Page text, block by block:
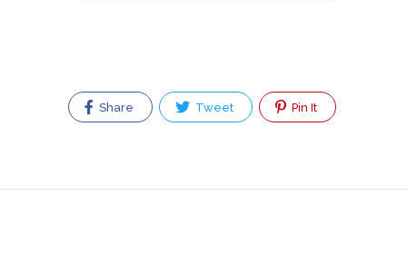
Share Tweet Pin It